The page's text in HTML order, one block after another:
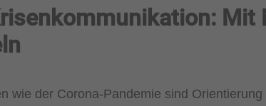
Mit
wie der Corona-Pandemie sind